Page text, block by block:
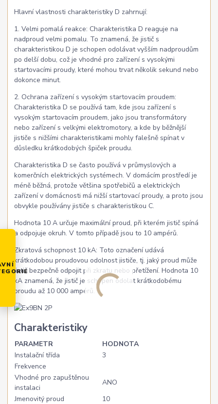
Hlavní vlastnosti charakteristiky D zahrnují:
1. Velmi pomalá reakce: Charakteristika D reaguje na
nadproud velmi pomalu. To znamená, že jistič s
charakteristikou D je schopen odolávat vyšším nadproudům
po delší dobu, což je vhodné pro zařízení s vysokými
startovacími proudy, které mohou trvat několik sekund nebo
dokonce minut.
2. Ochrana zařízení s vysokým startovacím proudem:
Charakteristika D se používá tam, kde jsou zařízení s
vysokým startovacím proudem, jako jsou transformátory
nebo zařízení s velkými elektromotory, a kde by běžnější
jističe s nižšími charakteristikami mohly falešně spínat v
důsledku krátkodobých špiček proudu.
Charakteristika D se často používá v průmyslových a
komerčních elektrických systémech. V domácím prostředí je
méně běžná, protože většina spotřebičů a elektrických
zařízení v domácnosti má nižší startovací proudy, a proto jsou
obvykle používány jističe s charakteristikou C.
Hodnota 10 A určuje maximální proud, při kterém jistič spíná
a odpojuje okruh. V tomto případě jsou to 10 ampérů.
Zkratová schopnost 10 kA: Toto označení udává
krátkodobou proudovou odolnost jističe, tj. jaký proud může
jistič bezpečně odpojit při zkratu nebo přetížení. Hodnota 10
kA znamená, že jistič je schopen odolat krátkodobému
proudu až 10 000 ampérů.
Charakteristiky
PARAMETR
HODNOTA
Instalační třída
3
Frekvence
Vhodné pro zapuštěnou
instalaci
ANO
Jmenovitý proud
10